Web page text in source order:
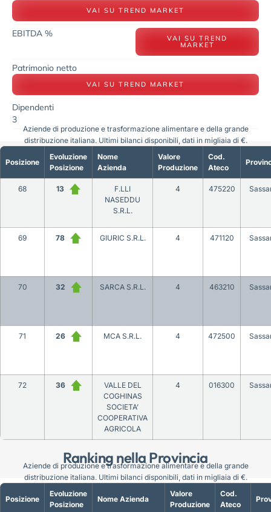
VAI SU TREND MARKET
EBITDA % VAI SU TREND
MARKET
Patrimonio netto
VAI SU TREND MARKET
Dipendenti
3
Ranking nella Provincia
Posizione
Evoluzione
Posizione
Nome
Azienda
Valore
Produzione
Cod.
Ateco
68 13
F.LLI
NASEDDU
S.R.L.
4 475220
69 78 GIURIC S.R.L. 4 471120
70 32 SARCA S.R.L. 4 463210
71 26 MCA S.R.L. 4 472500
72 36
VALLE DEL
COGHINAS
SOCIETA’
COOPERATIVA
AGRICOLA
4 016300
Aziende di produzione e trasformazione alimentare e della grande
distribuzione italiana. Ultimi bilanci disponibili, dati in migliaia di €.
Posizione
Evoluzione
Posizione
Nome Azienda
Valore
Produzione
Cod.
Ateco
Aziende di produzione e trasformazione alimentare e della grande
distribuzione italiana. Ultimi bilanci disponibili, dati in migliaia di €.